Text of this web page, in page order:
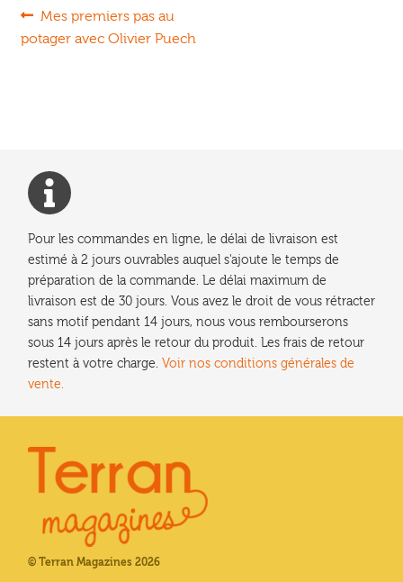
Navigation
de
Article
précédent :
Mes premiers pas au
potager avec Olivier Puech
Pour les commandes en ligne, le délai de livraison est
estimé à 2 jours ouvrables auquel s'ajoute le temps de
préparation de la commande. Le délai maximum de
livraison est de 30 jours. Vous avez le droit de vous rétracter
sans motif pendant 14 jours, nous vous rembourserons
sous 14 jours après le retour du produit. Les frais de retour
restent à votre charge. Voir nos conditions générales de
vente.
© Terran Magazines 2026